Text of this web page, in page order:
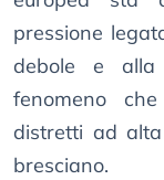
pressione
debole e alla
fenomeno
distretti ad
bresciano.